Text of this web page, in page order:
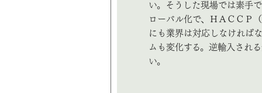
い。そうした現場では素手
ローバル化で、ＨＡＣＣＰ
にも業界は対応しなければ
ムも変化する。逆輸入され
い。